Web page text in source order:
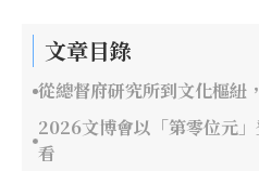
文章目錄
從總督府研究所到文化樞紐
2026文博會以「第零位元
看